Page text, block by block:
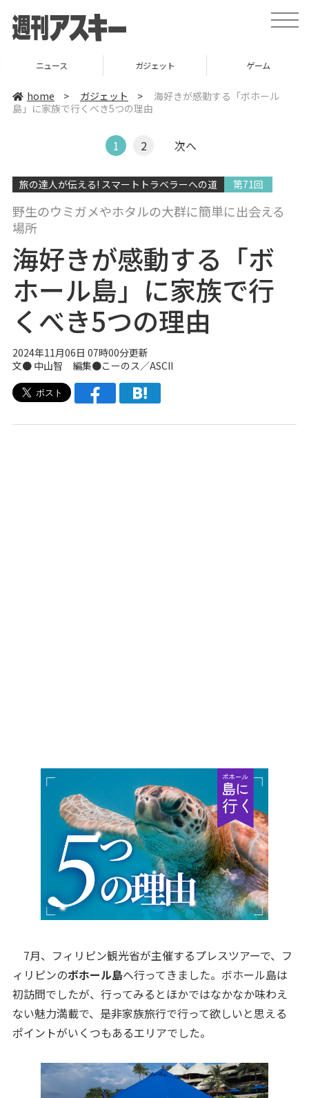
t
o
ニュース ガジェット ゲーム
home > ガジェット >
海好きが感動する「ボホール
島」に家族で行くべき5つの理由
1 2 次へ
旅の達人が伝える! スマートトラベラーへの道 第71回
野生のウミガメやホタルの大群に簡単に出会える
場所
海好きが感動する「ボ
ホール島」に家族で行
くべき5つの理由
2024年11月06日 07時00分更新
文● 中山智 編集●こーのス／ASCII
7月、フィリピン観光省が主催するプレスツアーで、フ
ィリピンのボホール島へ行ってきました。ボホール島は
初訪問でしたが、行ってみるとほかではなかなか味わえ
ない魅力満載で、是非家族旅行で行って欲しいと思える
ポイントがいくつもあるエリアでした。